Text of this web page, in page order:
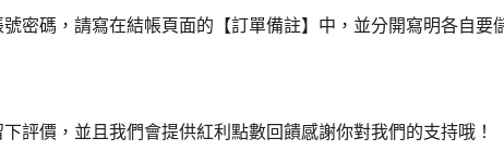
密碼，請寫在結帳頁面的【訂單備註】中，並分開寫明各自要
評價，並且我們會提供紅利點數回饋感謝你對我們的支持哦！